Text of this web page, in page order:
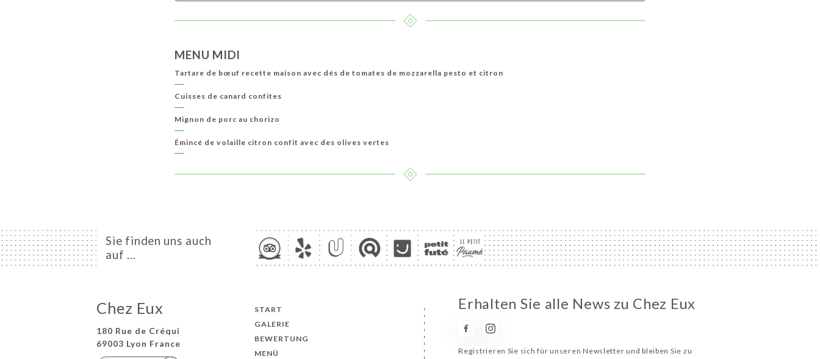
MENU MIDI
Tartare de bœuf recette maison avec dés de tomates de mozzarella pesto et citron
Cuisses de canard confites
Mignon de porc au chorizo
Émincé de volaille citron confit avec des olives vertes
Sie finden uns auch
auf …
Chez Eux
180 Rue de Créqui
69003 Lyon France
START
GALERIE
BEWERTUNG
MENÜ
Erhalten Sie alle News zu Chez Eux
Registrieren Sie sich für unseren Newsletter und bleiben Sie zu